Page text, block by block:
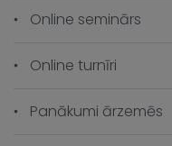
Online seminārs
Online turnīri
Panākumi ārzemēs